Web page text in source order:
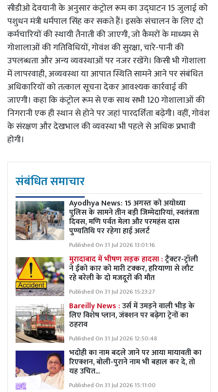
सीडीओ देवयानी के अनुसार कंट्रोल रूम का उद्घाटन 15 जुलाई को
पशुधन मंत्री धर्मपाल सिंह कर सकते हैं। इसके संचालन के लिए दो
कर्मचारियों की स्थायी तैनाती की जाएगी, जो कैमरों के माध्यम से
गोशालाओं की गतिविधियों, गोवंश की सुरक्षा, चारे-पानी की
उपलब्धता और अन्य व्यवस्थाओं पर नजर रखेंगे। किसी भी गोशाला
में लापरवाही, अव्यवस्था या आपात स्थिति सामने आने पर संबंधित
अधिकारियों को तत्काल सूचना देकर आवश्यक कार्रवाई की
जाएगी। कहा कि कंट्रोल रूम से एक साथ सभी 120 गोशालाओं की
निगरानी एक ही स्थान से होने पर जहां पारदर्शिता बढ़ेगी। वहीं, गोवंश
के संरक्षण और देखभाल की व्यवस्था भी पहले से अधिक प्रभावी
होगी।
संबंधित समाचार
Ayodhya News: 15 अगस्त को अयोध्या
पुलिस के सामने तीन बड़ी जिम्मेदारियां, स्वतंत्रता
दिवस, मणि पर्वत मेला और परमहंस दास
पुण्यतिथि पर रहेगा हाई अलर्ट
Published On 31 Jul 2026 13:01:16
मुरादाबाद में भीषण सड़क हादसा :ट्रैक्टर-ट्रॉली
ने ईको कार को मारी टक्कर, हरियाणा से लौट
रहे बरेली के दो मजदूरों की मौत
Published On 31 Jul 2026 15:23:27
Bareilly News :उर्स में उमड़ने वाली भीड़ के
लिए विशेष प्लान, जंक्शन पर बढ़ेगा ट्रेनों का
ठहराव
Published On 31 Jul 2026 12:50:48
भदोही का नाम बदले जाने पर आया मायावती का
रिएक्शन, बोली-पुराने नाम भी बहाल कर दे, तो
यह उचित...
Published On 31 Jul 2026 15:11:00